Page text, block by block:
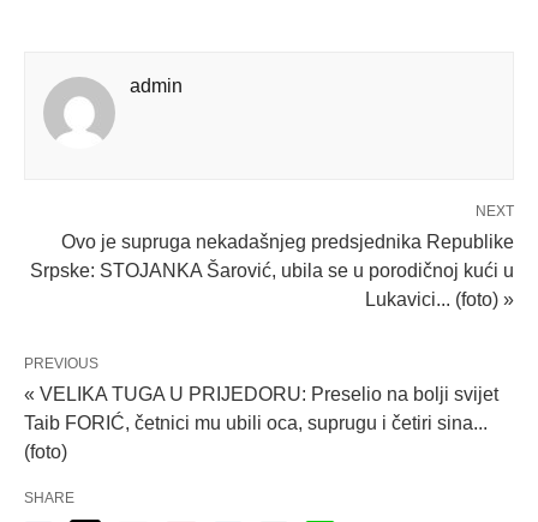
admin
NEXT
Ovo je supruga nekadašnjeg predsjednika Republike
Srpske: STOJANKA Šarović, ubila se u porodičnoj kući u
Lukavici... (foto) »
PREVIOUS
« VELIKA TUGA U PRIJEDORU: Preselio na bolji svijet
Taib FORIĆ, četnici mu ubili oca, suprugu i četiri sina...
(foto)
SHARE